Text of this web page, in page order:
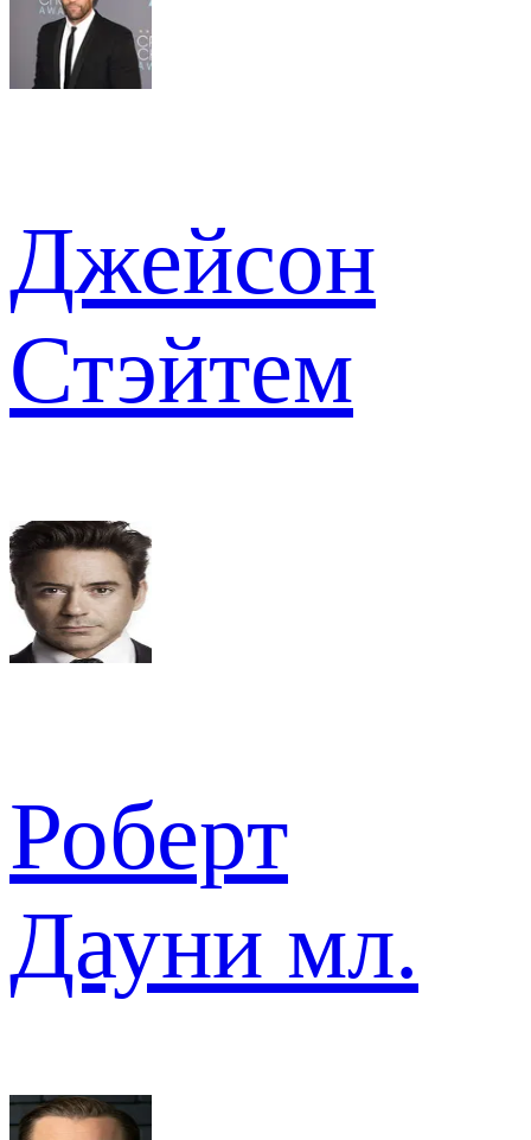
Джейсон
Стэйтем
Роберт
Дауни мл.